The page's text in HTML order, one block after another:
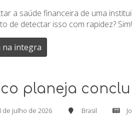
a saúde financeira de uma
de detectar isso com rapidez?
na integra
planeja
de julho de 2026 Brasil